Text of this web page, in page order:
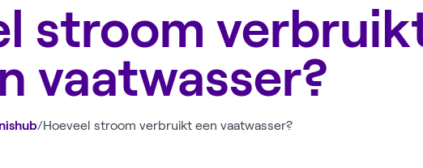
stroom
vaatwasser?
/Hoeveel stroom verbruikt een vaatwasser?